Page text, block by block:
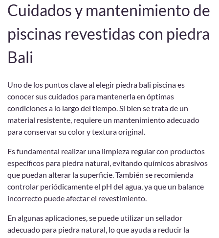
Cuidados y mantenimiento de
piscinas revestidas con piedra
Bali
Uno de los puntos clave al elegir piedra bali piscina es
conocer sus cuidados para mantenerla en óptimas
condiciones a lo largo del tiempo. Si bien se trata de un
material resistente, requiere un mantenimiento adecuado
para conservar su color y textura original.
Es fundamental realizar una limpieza regular con productos
específicos para piedra natural, evitando químicos abrasivos
que puedan alterar la superficie. También se recomienda
controlar periódicamente el pH del agua, ya que un balance
incorrecto puede afectar el revestimiento.
En algunas aplicaciones, se puede utilizar un sellador
adecuado para piedra natural, lo que ayuda a reducir la